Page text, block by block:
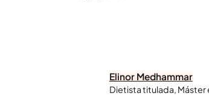
Elinor Medhammar
Dietista titulada, Máster